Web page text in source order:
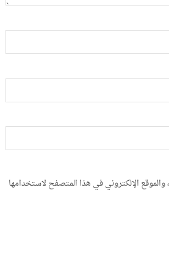
الإلكتروني في هذا المتصفح لاستخدامها